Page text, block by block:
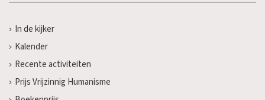
In de kijker
Kalender
Recente activiteiten
Prijs Vrijzinnig Humanisme